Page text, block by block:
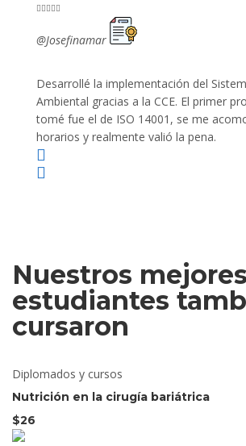

@Josefinamar
Desarrollé la implementación del
Ambiental gracias a la CCE. El primer
tomé fue el de ISO 14001, se me
horarios y realmente valió la pena.
Nuestros mejores
estudiantes
cursaron
Diplomados y cursos
Nutrición en la cirugía bariátrica
$26